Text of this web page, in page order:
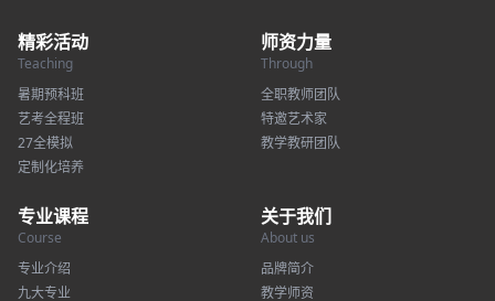
精彩活动
Teaching
暑期预科班
艺考全程班
27全模拟
定制化培养
师资力量
Through
全职教师团队
特邀艺术家
教学教研团队
专业课程
Course
专业介绍
九大专业
关于我们
About us
品牌简介
教学师资